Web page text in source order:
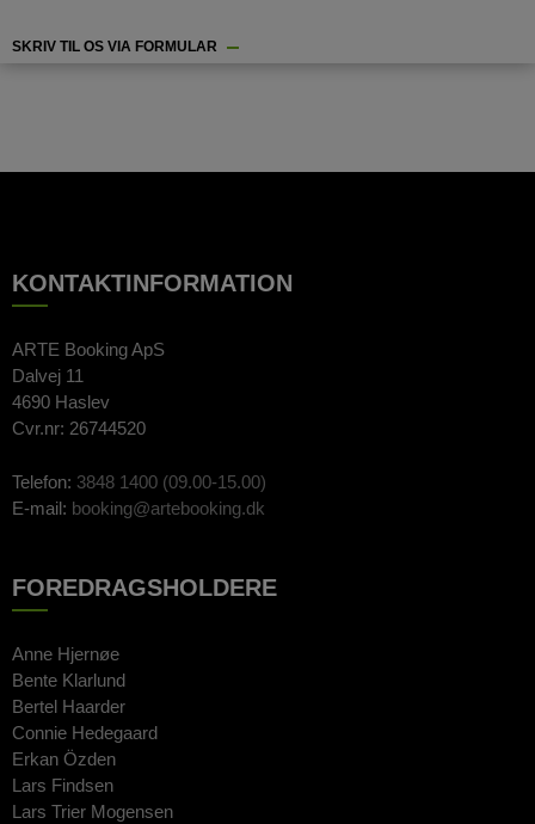
SKRIV TIL OS VIA FORMULAR
KONTAKTINFORMATION
ARTE Booking ApS
Dalvej 11
4690 Haslev
Cvr.nr: 26744520
Telefon: 3848 1400 (09.00-15.00)
E-mail: booking@artebooking.dk
FOREDRAGSHOLDERE
Anne Hjernøe
Bente Klarlund
Bertel Haarder
Connie Hedegaard
Erkan Özden
Lars Findsen
Lars Trier Mogensen